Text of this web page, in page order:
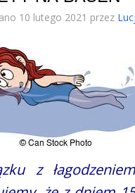
10 lutego 2021 przez
z